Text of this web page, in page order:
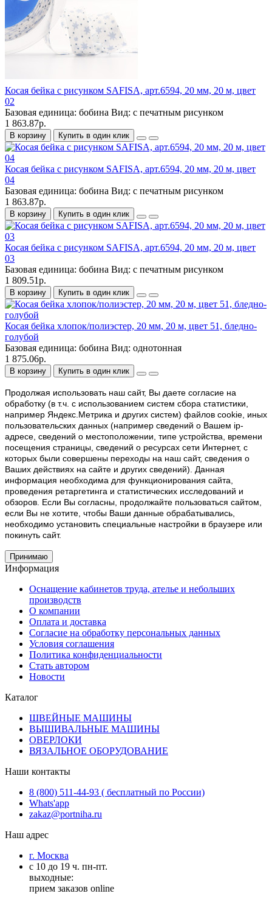
Косая бейка с рисунком SAFISA, арт.6594, 20 мм, 20 м, цвет
02
Базовая единица: бобина Вид: с печатным рисунком
1 863.87р.
В корзину Купить в один клик
Косая бейка с рисунком SAFISA, арт.6594, 20 мм, 20 м, цвет
04
Базовая единица: бобина Вид: с печатным рисунком
1 863.87р.
В корзину Купить в один клик
Косая бейка с рисунком SAFISA, арт.6594, 20 мм, 20 м, цвет
03
Базовая единица: бобина Вид: с печатным рисунком
1 809.51р.
В корзину Купить в один клик
Косая бейка хлопок/полиэстер, 20 мм, 20 м, цвет 51, бледно-
голубой
Базовая единица: бобина Вид: однотонная
1 875.06р.
В корзину Купить в один клик
Продолжая использовать наш cайт, Вы даете согласие на
обработку (в т.ч. с использованием систем сбора статистики,
например Яндекс.Метрика и других систем) файлов cookie, иных
пользовательских данных (например сведений о Вашем ip-
адресе, сведений о местоположении, типе устройства, времени
посещения страницы, сведений о ресурсах сети Интернет, с
которых были совершены переходы на наш сайт, сведения о
Ваших действиях на сайте и других сведений). Данная
информация необходима для функционирования сайта,
проведения ретаргетинга и статистических исследований и
обзоров. Если Вы согласны, продолжайте пользоваться сайтом,
если Вы не хотите, чтобы Ваши данные обрабатывались,
необходимо установить специальные настройки в браузере или
покинуть сайт.
Принимаю
Информация
Оснащение кабинетов труда, ателье и небольших
производств
О компании
Оплата и доставка
Согласие на обработку персональных данных
Условия соглашения
Политика конфиденциальности
Стать автором
Новости
Каталог
ШВЕЙНЫЕ МАШИНЫ
ВЫШИВАЛЬНЫЕ МАШИНЫ
ОВЕРЛОКИ
ВЯЗАЛЬНОЕ ОБОРУДОВАНИЕ
Наши контакты
8 (800) 511-44-93 ( бесплатный по России)
Whats'app
zakaz@portniha.ru
Наш адрес
г. Москва
с 10 до 19 ч. пн-пт.
выходные:
прием заказов online